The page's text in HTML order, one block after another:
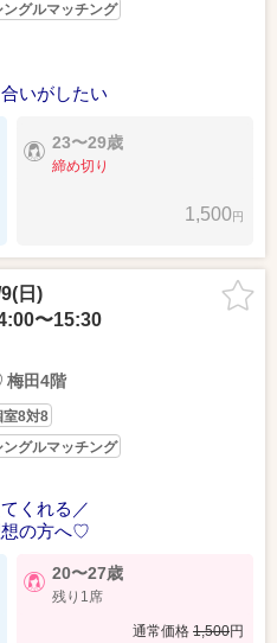
ングルマッチング
いがしたい
23〜29歳
締め切り
1,500円
日)
〜15:30
梅田4階
室8対8
ングルマッチング
くれる／
想の方へ♡
20〜27歳
残り1席
通常価格 1,500円